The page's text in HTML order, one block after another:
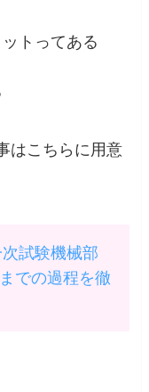
トってある
はこちらに用意
次試験機械部
での過程を徹